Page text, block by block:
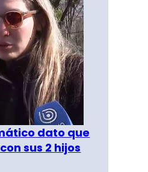
dato que
sus 2 hijos